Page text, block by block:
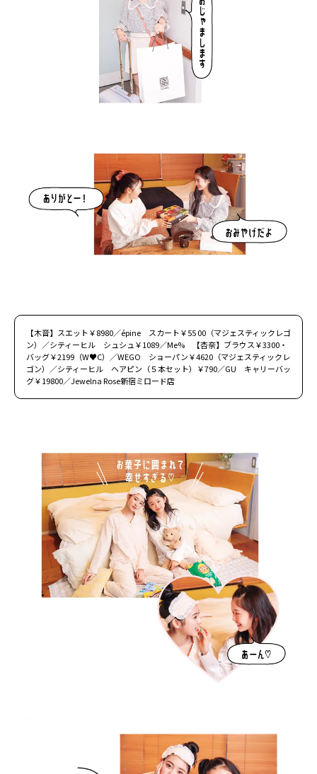
について
Follow us
新規会員登録・ログイン
【木音】スエット￥8980／épine スカート￥55 00（マジェスティックレゴ
ン）／シティーヒル シュシュ￥1089／Me% 【杏奈】ブラウス￥3300・
バッグ￥2199（W♥C）／WEGO ショーパン￥4620（マジェスティックレ
ゴン）／シティーヒル ヘアピン（５本セット）￥790／GU キャリーバッ
グ￥19800／Jewelna Rose新宿ミロード店